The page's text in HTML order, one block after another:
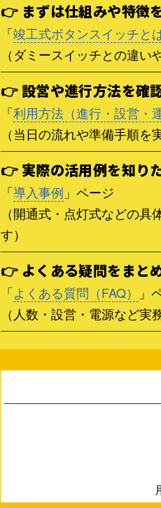
👉 まずは仕組みや特徴
「竣工式ボタンスイッチと
（ダミースイッチとの違い
👉 設営や進行方法を確
「利用方法（進行・設営・
（当日の流れや準備手順を
👉 実際の活用例を知り
「導入事例 」ページ
（開通式・点灯式などの
す）
👉 よくある疑問をまと
「よくある質問（FAQ）
」
（人数・設営・電源など実